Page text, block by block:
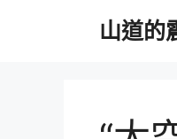
山道的